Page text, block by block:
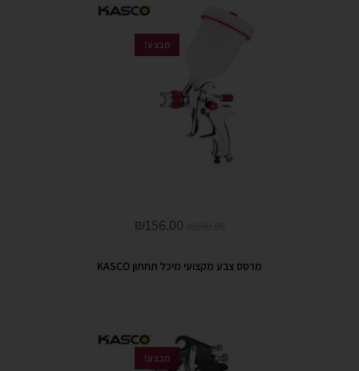
מבצע!
₪156.00
מרסס צבע מקצועי מיכל תחתון KASCO
מבצע!